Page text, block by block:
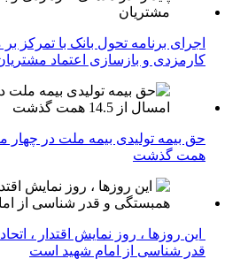
اجرای برنامه تحول بانک با تمرکز بر
کارمزدی و بازسازی اعتماد
همت گذشت
این روزها ، روز نمایش اقتدار ،
قدر شناسی از امام شهید است